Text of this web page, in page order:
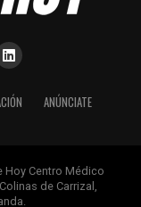
ANÚNCIATE
Hoy Centro Médico
de Carrizal,